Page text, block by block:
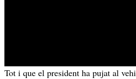
Tot i que el president ha pujat al